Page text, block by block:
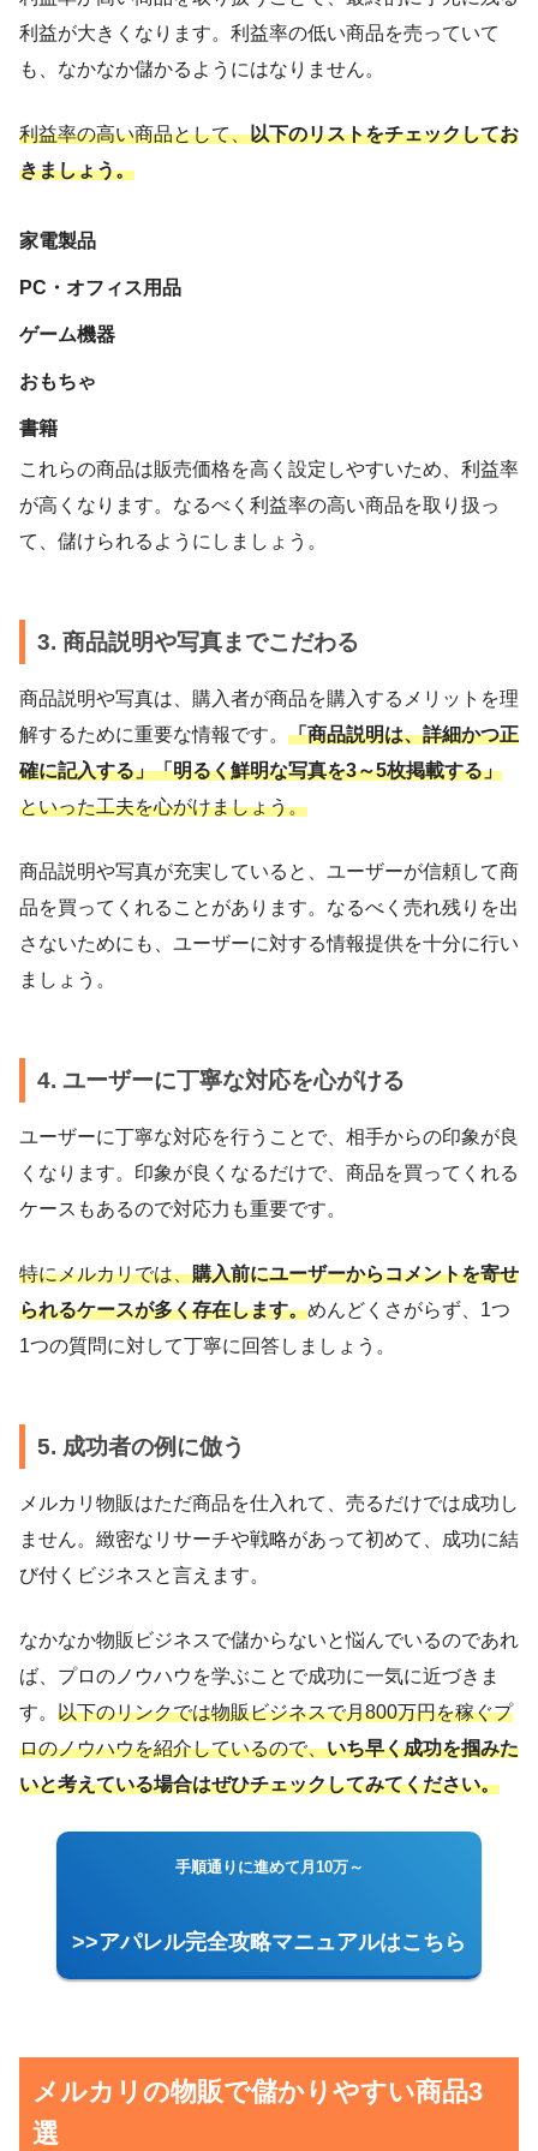
利益が大きくなります。利益率の低い商品を売っていて
も、なかなか儲かるようにはなりません。
利益率の高い商品として、以下のリストをチェックしてお
きましょう。
家電製品
PC・オフィス用品
ゲーム機器
おもちゃ
書籍
これらの商品は販売価格を高く設定しやすいため、利益率
が高くなります。なるべく利益率の高い商品を取り扱っ
て、儲けられるようにしましょう。
3. 商品説明や写真までこだわる
商品説明や写真は、購入者が商品を購入するメリットを理
解するために重要な情報です。 「商品説明は、詳細かつ正
確に記入する」「明るく鮮明な写真を3～5枚掲載する」
といった工夫を心がけましょう。
商品説明や写真が充実していると、ユーザーが信頼して商
品を買ってくれることがあります。なるべく売れ残りを出
さないためにも、ユーザーに対する情報提供を十分に行い
ましょう。
4. ユーザーに丁寧な対応を心がける
ユーザーに丁寧な対応を行うことで、相手からの印象が良
くなります。印象が良くなるだけで、商品を買ってくれる
ケースもあるので対応力も重要です。
特にメルカリでは、購入前にユーザーからコメントを寄せ
られるケースが多く存在します。めんどくさがらず、1つ
1つの質問に対して丁寧に回答しましょう。
5. 成功者の例に倣う
メルカリ物販はただ商品を仕入れて、売るだけでは成功し
ません。緻密なリサーチや戦略があって初めて、成功に結
び付くビジネスと言えます。
なかなか物販ビジネスで儲からないと悩んでいるのであれ
ば、プロのノウハウを学ぶことで成功に一気に近づきま
す。 以下のリンクでは物販ビジネスで月800万円を稼ぐプ
ロのノウハウを紹介しているので、いち早く成功を掴みた
いと考えている場合はぜひチェックしてみてください。
手順通りに進めて月10万～
>>アパレル完全攻略マニュアルはこちら
メルカリの物販で儲かりやすい商品3
選